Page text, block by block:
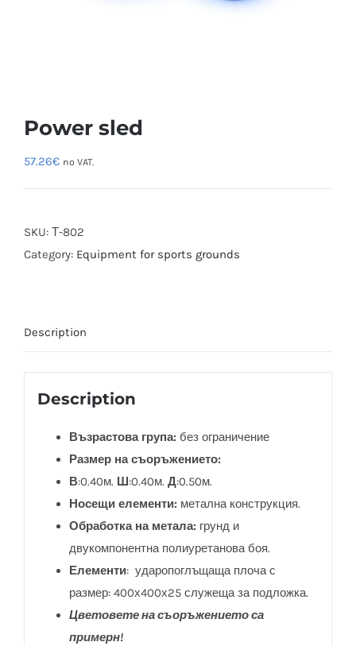
Power sled
57.26€ no VAT.
SKU: Т-802
Category: Equipment for sports grounds
Description
Description
Възрастова група: без ограничение
Размер на съоръжението:
В:0.40м. Ш:0.40м.Д:0.50м.
Носещи елементи: метална конструкция.
Обработка на метала: грунд и
двукомпонентна полиуретанова боя.
Елементи: ударопоглъщаща плоча с
размер: 400х400х25 служеща за подложка.
Цветовете на съоръжението са
примерн!